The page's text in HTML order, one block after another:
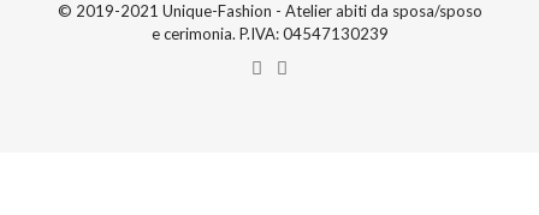
© 2019-2021 Unique-Fashion - Atelier abiti da sposa/sposo
e cerimonia. P.IVA: 04547130239